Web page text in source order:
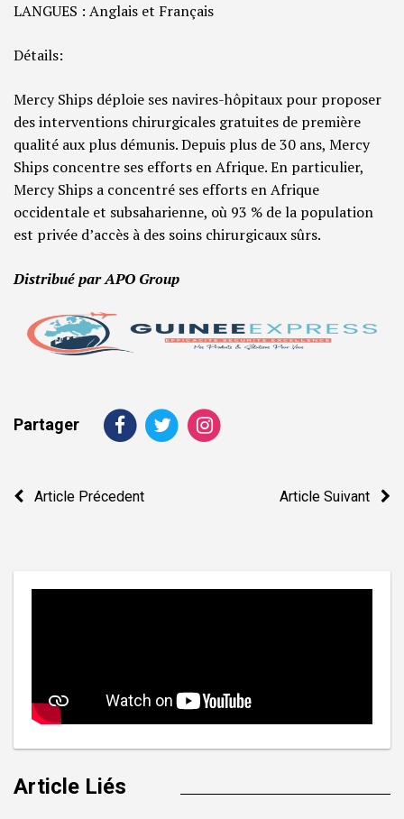
LANGUES : Anglais et Français
Détails:
Mercy Ships déploie ses navires-hôpitaux pour proposer
des interventions chirurgicales gratuites de première
qualité aux plus démunis. Depuis plus de 30 ans, Mercy
Ships concentre ses efforts en Afrique. En particulier,
Mercy Ships a concentré ses efforts en Afrique
occidentale et subsaharienne, où 93 % de la population
est privée d’accès à des soins chirurgicaux sûrs.
Distribué par APO Group
Partager
Navigation
Article Précedent Article Suivant
Article Liés